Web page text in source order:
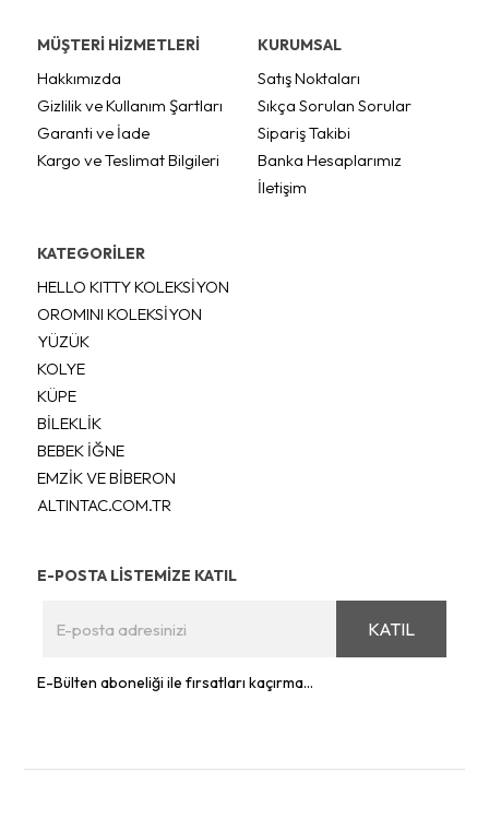
MÜŞTERİ HİZMETLERİ
Hakkımızda
Gizlilik ve Kullanım Şartları
Garanti ve İade
Kargo ve Teslimat Bilgileri
KURUMSAL
Satış Noktaları
Sıkça Sorulan Sorular
Sipariş Takibi
Banka Hesaplarımız
İletişim
KATEGORİLER
HELLO KITTY KOLEKSİYON
OROMINI KOLEKSİYON
YÜZÜK
KOLYE
KÜPE
BİLEKLİK
BEBEK İĞNE
EMZİK VE BİBERON
ALTINTAC.COM.TR
E-POSTA LİSTEMİZE KATIL
KATIL
E-Bülten aboneliği ile fırsatları kaçırma...